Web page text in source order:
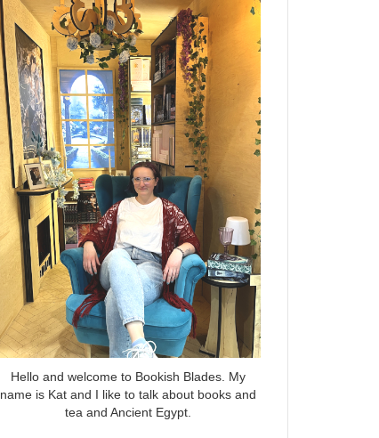
Hello and welcome to Bookish Blades. My
name is Kat and I like to talk about books and
tea and Ancient Egypt.